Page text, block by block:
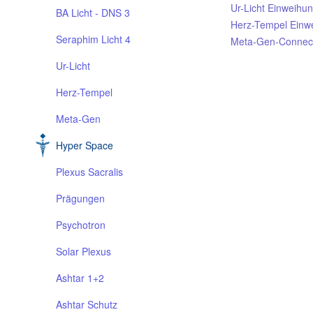
BA Licht - DNS 3
Seraphim Licht 4
Ur-Licht
Herz-Tempel
Meta-Gen
Hyper Space
Plexus Sacralis
Prägungen
Psychotron
Solar Plexus
Ashtar 1+2
Ashtar Schutz
Ur-Licht
Herz-Tempel
Meta-Gen-